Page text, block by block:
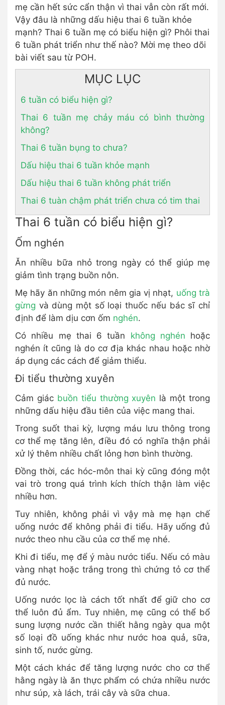
mẹ cần hết sức cẩn thận vì thai vẫn còn rất mới.
Vậy đâu là những dấu hiệu thai 6 tuần khỏe
mạnh? Thai 6 tuần mẹ có biểu hiện gì? Phôi thai
6 tuần phát triển như thế nào? Mời mẹ theo dõi
bài viết sau từ POH.
MỤC LỤC
6 tuần có biểu hiện gì?
Thai 6 tuần mẹ chảy máu có bình thường
không?
Thai 6 tuần bụng to chưa?
Dấu hiệu thai 6 tuần khỏe mạnh
Dấu hiệu thai 6 tuần không phát triển
Thai 6 tuàn chậm phát triển chưa có tim thai
Thai 6 tuần có biểu hiện gì?
Ốm nghén
Ăn nhiều bữa nhỏ trong ngày có thể giúp mẹ
giảm tình trạng buồn nôn.
Mẹ hãy ăn những món nêm gia vị nhạt, uống trà
gừng và dùng một số loại thuốc nếu bác sĩ chỉ
định để làm dịu cơn ốm nghén.
Có nhiều mẹ thai 6 tuần không nghén hoặc
nghén ít cũng là do cơ địa khác nhau hoặc nhờ
áp dụng các cách để giảm thiểu.
Đi tiểu thường xuyên
Cảm giác buồn tiểu thường xuyên là một trong
những dấu hiệu đầu tiên của việc mang thai.
Trong suốt thai kỳ, lượng máu lưu thông trong
cơ thể mẹ tăng lên, điều đó có nghĩa thận phải
xử lý thêm nhiều chất lỏng hơn bình thường.
Đồng thời, các hóc-môn thai kỳ cũng đóng một
vai trò trong quá trình kích thích thận làm việc
nhiều hơn.
Tuy nhiên, không phải vì vậy mà mẹ hạn chế
uống nước để không phải đi tiểu. Hãy uống đủ
nước theo nhu cầu của cơ thể mẹ nhé.
Khi đi tiểu, mẹ để ý màu nước tiểu. Nếu có màu
vàng nhạt hoặc trắng trong thì chứng tỏ cơ thể
đủ nước.
Uống nước lọc là cách tốt nhất để giữ cho cơ
thể luôn đủ ẩm. Tuy nhiên, mẹ cũng có thể bổ
sung lượng nước cần thiết hằng ngày qua một
số loại đồ uống khác như nước hoa quả, sữa,
sinh tố, nước gừng.
Một cách khác để tăng lượng nước cho cơ thể
hằng ngày là ăn thực phẩm có chứa nhiều nước
như súp, xà lách, trái cây và sữa chua.